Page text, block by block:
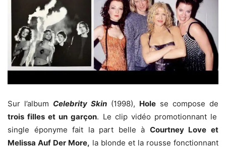
Sur l’album Celebrity Skin (1998), Hole se compose de
trois filles et un garçon. Le clip vidéo promotionnant le
single éponyme fait la part belle à Courtney Love et
Melissa Auf Der More, la blonde et la rousse fonctionnant